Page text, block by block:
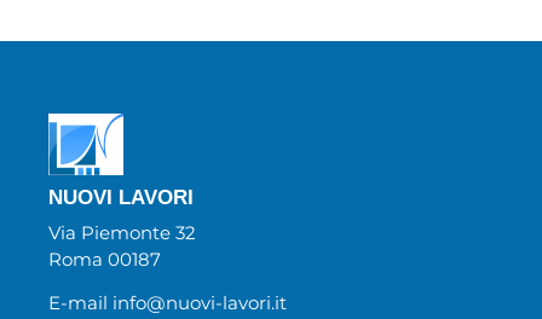
NUOVI LAVORI
Via Piemonte 32
Roma 00187
E-mail info@nuovi-lavori.it